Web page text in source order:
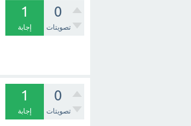
0
تصويتات
1
إجابة
0
تصويتات
1
إجابة